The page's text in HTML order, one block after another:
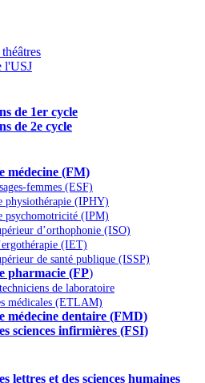
l'USJ
de 1er cycle
de 2e cycle
médecine (FM)
femmes (ESF)
physiothérapie (IPHY)
psychomotricité (IPM)
d’orthophonie (ISO)
(IET)
de santé publique (ISSP)
pharmacie (FP)
de laboratoire
médicales (ETLAM)
médecine dentaire (FMD)
sciences infirmières (FSI)
lettres et des sciences humaines